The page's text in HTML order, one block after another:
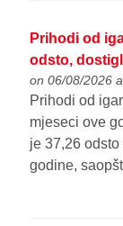
Prihodi od
odsto,
on 06/08/2026
Prihodi od
mjeseci ove
je 37,26
godine,